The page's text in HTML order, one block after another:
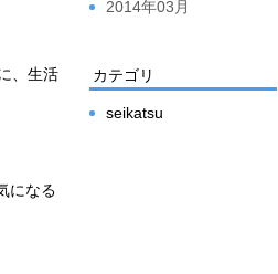
、生活
になる
2014年03月
カテゴリ
seikatsu